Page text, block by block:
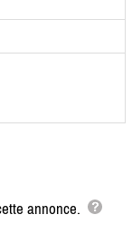
annonce.